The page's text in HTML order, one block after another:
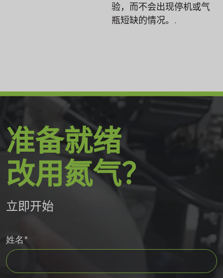
验，而不会出现停机或气
瓶短缺的情况。.
准备就绪
改用氮气？
立即开始
姓名*